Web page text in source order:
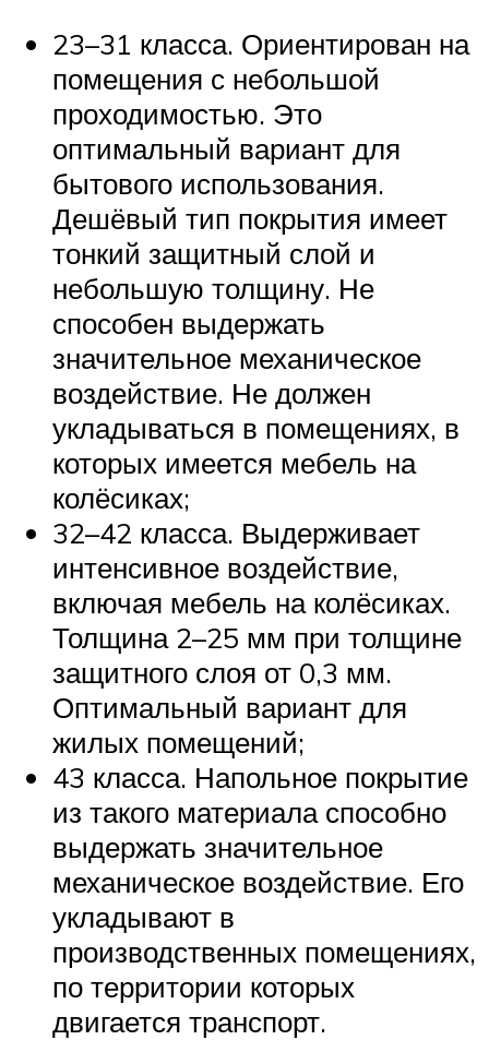
23–31 класса. Ориентирован на
помещения с небольшой
проходимостью. Это
оптимальный вариант для
бытового использования.
Дешёвый тип покрытия имеет
тонкий защитный слой и
небольшую толщину. Не
способен выдержать
значительное механическое
воздействие. Не должен
укладываться в помещениях, в
которых имеется мебель на
колёсиках;
32–42 класса. Выдерживает
интенсивное воздействие,
включая мебель на колёсиках.
Толщина 2–25 мм при толщине
защитного слоя от 0,3 мм.
Оптимальный вариант для
жилых помещений;
43 класса. Напольное покрытие
из такого материала способно
выдержать значительное
механическое воздействие. Его
укладывают в
производственных помещениях,
по территории которых
двигается транспорт.